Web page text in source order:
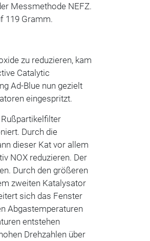
Messmethode NEFZ.
119 Gramm.
zu reduzieren, kam
Catalytic
Ad-Blue nun gezielt
eingespritzt.
Durch die
dieser Kat vor allem
NOX reduzieren. Der
Durch den größeren
zweiten Katalysator
sich das Fenster
Abgastemperaturen
entstehen
Drehzahlen über